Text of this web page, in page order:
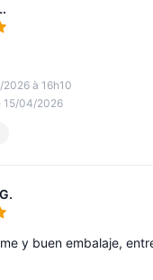
à 16h10
15/04/2026
y buen embalaje,